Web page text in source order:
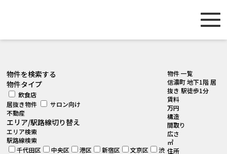
物件を検索する
物件タイプ
飲食店
居抜き物件
サロン向け
不動産
エリア/駅路線切り替え
エリア検索
駅路線検索
千代田区
中央区 港区 新宿区 文京区
渋
物件 一覧
信濃町 地下1階 居
抜き 駅徒歩1分
賃料
万円
構造
間取り
広さ
㎡
住所